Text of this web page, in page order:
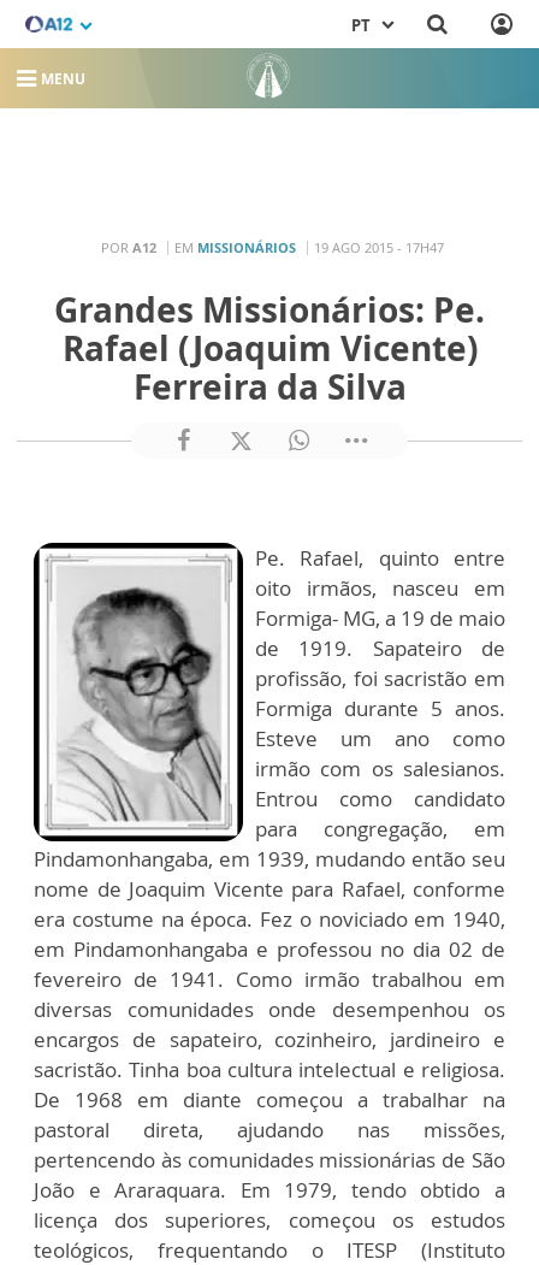
PT
MENU
POR A12 EM MISSIONÁRIOS 19 AGO 2015 - 17H47
Grandes Missionários: Pe.
Rafael (Joaquim Vicente)
Ferreira da Silva
Pe. Rafael, quinto entre
oito irmãos, nasceu em
Formiga- MG, a 19 de maio
de 1919. Sapateiro de
profissão, foi sacristão em
Formiga durante 5 anos.
Esteve um ano como
irmão com os salesianos.
Entrou como candidato
para congregação, em
Pindamonhangaba, em 1939, mudando então seu
nome de Joaquim Vicente para Rafael, conforme
era costume na época. Fez o noviciado em 1940,
em Pindamonhangaba e professou no dia 02 de
fevereiro de 1941. Como irmão trabalhou em
diversas comunidades onde desempenhou os
encargos de sapateiro, cozinheiro, jardineiro e
sacristão. Tinha boa cultura intelectual e religiosa.
De 1968 em diante começou a trabalhar na
pastoral direta, ajudando nas missões,
pertencendo às comunidades missionárias de São
João e Araraquara. Em 1979, tendo obtido a
licença dos superiores, começou os estudos
teológicos, frequentando o ITESP (Instituto